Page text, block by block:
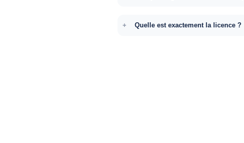
Quelle est exactement la licence ?